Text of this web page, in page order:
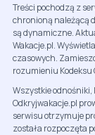
Treści pochodzą z
chronioną należącą
są dynamiczne.
Wakacje.pl.
czasowych.
rozumieniu Kodeksu
Wszystkie
Odkryjwakacje.pl
serwisu otrzymuje
została rozpoczęta